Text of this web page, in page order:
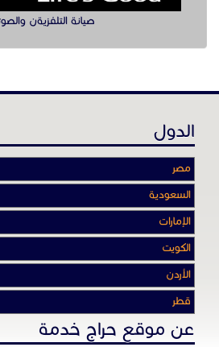
عن موقع حراج خدمة
أدواتنا ومهاراتنا تميّـزنا
والشـاري بشكل مجاني
والخـدمـات أينمـــا أرادوا
تصفح في الموقع
الرئيسية